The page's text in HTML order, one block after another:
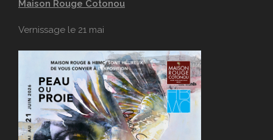
Maison Rouge Cotonou
Vernissage le 21 mai